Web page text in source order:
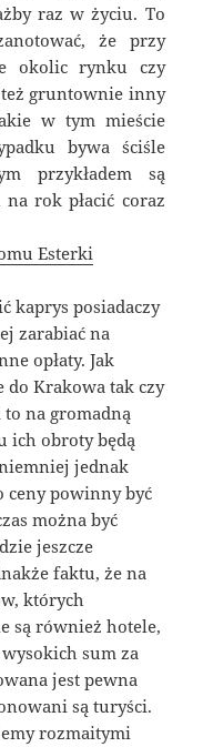
raz w życiu. To
że przy
okolic rynku czy
gruntownie inny
w tym mieście
bywa ściśle
przykładem są
rok płacić coraz
Esterki
kaprys posiadaczy
zarabiać na
opłaty. Jak
do Krakowa tak czy
na gromadną
ich obroty będą
jednak
ceny powinny być
można być
jeszcze
faktu, że na
których
są również hotele,
sum za
jest pewna
są turyści.
rozmaitymi